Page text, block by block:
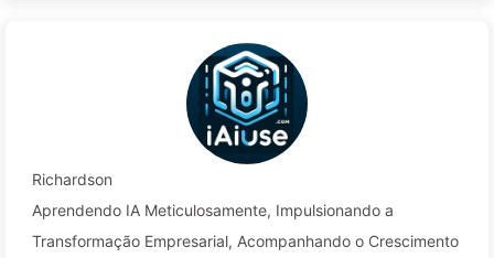
Richardson
Aprendendo IA Meticulosamente, Impulsionando a
Transformação Empresarial, Acompanhando o Crescimento